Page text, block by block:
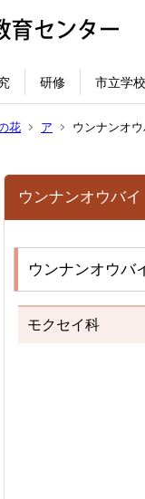
研修 市立学校
花 ア ウンナンオウ
ウンナンオウバイ
ウンナンオウ
モクセイ科